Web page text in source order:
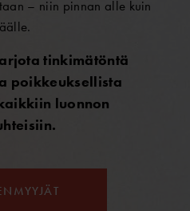
– niin pinnan alle kuin
tinkimätöntä
poikkeuksellista
luonnon